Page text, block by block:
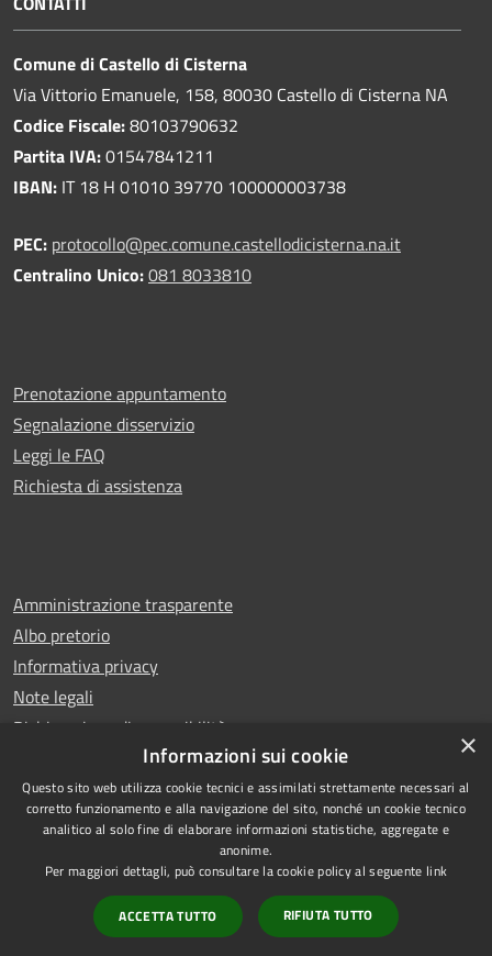
Comune di Castello di Cisterna
Via Vittorio Emanuele, 158, 80030 Castello di Cisterna NA
Codice Fiscale:80103790632
Partita IVA:01547841211
IBAN: IT 18 H 01010 39770 100000003738
PEC: protocollo@pec.comune.castellodicisterna.na.it
Centralino Unico:081 8033810
Prenotazione appuntamento
Segnalazione disservizio
Leggi le FAQ
Richiesta di assistenza
Amministrazione trasparente
Albo pretorio
Informativa privacy
Note legali
Dichiarazione di accessibilità
RSS
Accessibilità
Copyright © 2026 • Comune di
Castello di Cisterna • Powered
byMunicipium•
redazione
×
Informazioni sui cookie
Questo sito web utilizza cookie tecnici e assimilati strettamente necessari al
corretto funzionamento e alla navigazione del sito, nonché un cookie tecnico
analitico al solo fine di elaborare informazioni statistiche, aggregate e
anonime.
Per maggiori dettagli, può consultare la cookie policy al seguente link
ACCETTA TUTTO RIFIUTA TUTTO